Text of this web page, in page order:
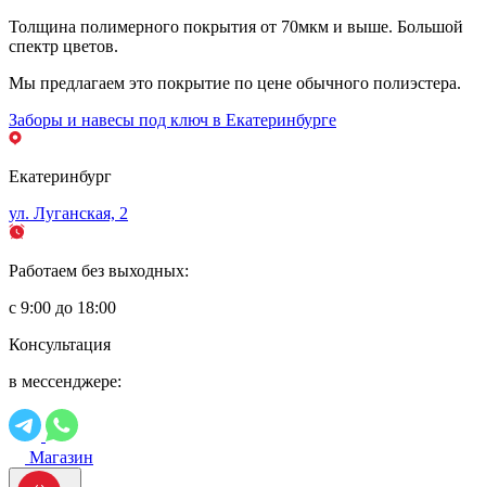
Толщина полимерного покрытия от 70мкм и выше. Большой
спектр цветов.
Мы предлагаем это покрытие по цене обычного полиэстера.
Заборы и навесы под ключ в Екатеринбурге
Екатеринбург
ул. Луганская, 2
Работаем без выходных:
с 9:00 до 18:00
Консультация
в мессенджере:
Магазин